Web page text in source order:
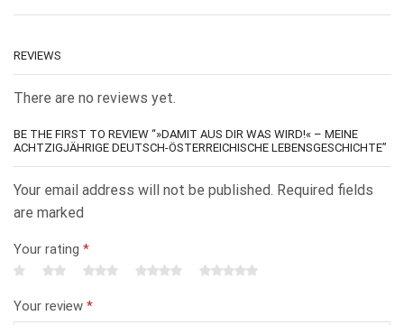
REVIEWS
There are no reviews yet.
BE THE FIRST TO REVIEW “»DAMIT AUS DIR WAS WIRD!« – MEINE
ACHTZIGJÄHRIGE DEUTSCH-ÖSTERREICHISCHE LEBENSGESCHICHTE”
Your email address will not be published. Required fields
are marked
Your rating *
Your review *